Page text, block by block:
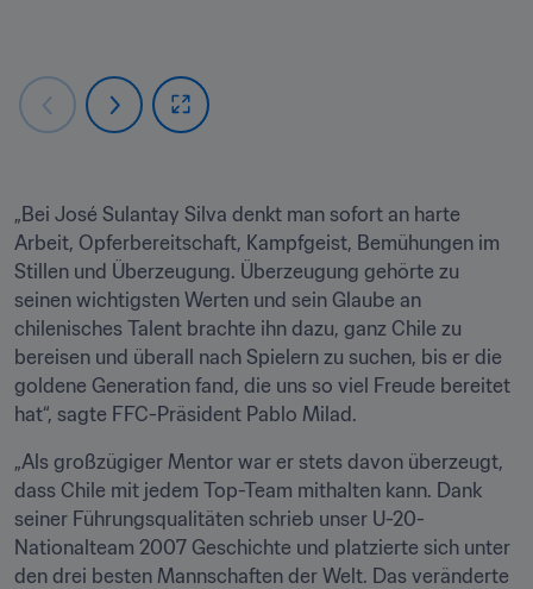
„Bei José Sulantay Silva denkt man sofort an harte
Arbeit, Opferbereitschaft, Kampfgeist, Bemühungen im
Stillen und Überzeugung. Überzeugung gehörte zu
seinen wichtigsten Werten und sein Glaube an
chilenisches Talent brachte ihn dazu, ganz Chile zu
bereisen und überall nach Spielern zu suchen, bis er die
goldene Generation fand, die uns so viel Freude bereitet
hat“, sagte FFC-Präsident Pablo Milad.
„Als großzügiger Mentor war er stets davon überzeugt,
dass Chile mit jedem Top-Team mithalten kann. Dank
seiner Führungsqualitäten schrieb unser U-20-
Nationalteam 2007 Geschichte und platzierte sich unter
den drei besten Mannschaften der Welt. Das veränderte